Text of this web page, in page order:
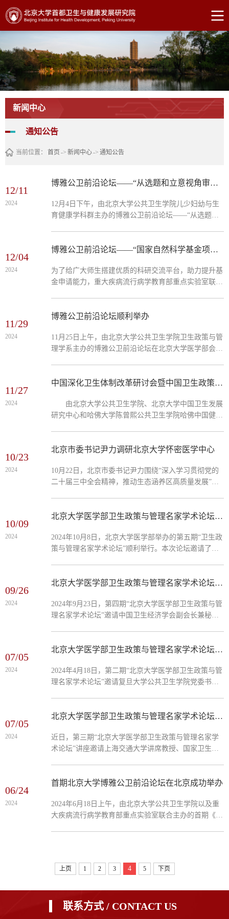
新闻中心
通知公告
当前位置： 首页-> 新闻中心-> 通知公告
12/11
2024
博雅公卫前沿论坛——“从选题和立意视角审视基金项目申请”成功举办
12月4日下午，由北京大学公共卫生学院儿少妇幼与生
育健康学科群主办的博雅公卫前沿论坛——“从选题和
授担任主讲...
12/04
2024
博雅公卫前沿论坛——“国家自然科学基金项目选题与定位”顺利举办
为了给广大师生搭建优质的科研交流平台，助力提升基
金申请能力，重大疾病流行病学教育部重点实验室联合
2024...
11/29
2024
博雅公卫前沿论坛顺利举办
11月25日上午，由北京大学公共卫生学院卫生政策与管
理学系主办的博雅公卫前沿论坛在北京大学医学部会议
与管理学...
11/27
2024
中国深化卫生体制改革研讨会暨中国卫生政策与体系研究培训网络启动活动成功举办
由北京大学公共卫生学院、北京大学中国卫生发展
研究中心和哈佛大学陈曾熙公共卫生学院哈佛中国健康
24日在北京大学医学部举行。 北京大学公共卫生学
委体制改革司和基层卫生司、国家医保局办公室、北京
市卫生健康委、国家卫生健康委卫生发展研究中心、中
10/23
2024
北京市委书记尹力调研北京大学怀密医学中心
10月22日，北京市委书记尹力围绕“深入学习贯彻党的
二十届三中全会精神，推动生态涵养区高质量发展”到
报，要求进...
10/09
2024
北京大学医学部卫生政策与管理名家学术论坛（第五期）成功举办
2024年10月8日，北京大学医学部举办的第五期“卫生政
策与管理名家学术论坛”顺利举行。本次论坛邀请了盖
精彩的专题报告。活动由北京大学公共卫生学院卫生政
了此次学术论坛。
09/26
2024
北京大学医学部卫生政策与管理名家学术论坛（第四期）成功举办
2024年9月23日，第四期“北京大学医学部卫生政策与管
理名家学术论坛”邀请中国卫生经济学会副会长兼秘书
教授、中国卫生发展研究中心主任任明辉教授、卫生政
务副秘书长姜巍出席了本次论坛。本次活动由北京大学
公共卫生学院卫生政策与管理学系副主任杨莉研究员主
07/05
2024
北京大学医学部卫生政策与管理名家学术论坛（第二期）成功举办
2024年4月18日，第二期“北京大学医学部卫生政策与管
理名家学术论坛”邀请复旦大学公共卫生学院党委书记
副主任杨莉研究员主持，公共卫生学院师生40余人参加
07/05
2024
北京大学医学部卫生政策与管理名家学术论坛（第三期）成功举办
近日，第三期“北京大学医学部卫生政策与管理名家学
术论坛”讲座邀请上海交通大学讲席教授、国家卫生健
本次活动由北京大学公共卫生学院卫生政策与管理学系
了本次学术论坛。
06/24
2024
首期北京大学博雅公卫前沿论坛在北京成功举办
2024年6月18日上午，由北京大学公共卫生学院以及重
大疾病流行病学教育部重点实验室联合主办的首期《北
上页 1 2 3 4 5 下页
联系方式 / CONTACT US